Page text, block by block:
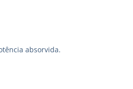
absorvida.